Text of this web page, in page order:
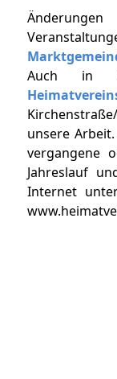
Auch in
unsere
vergangene
Jahreslauf
Internet